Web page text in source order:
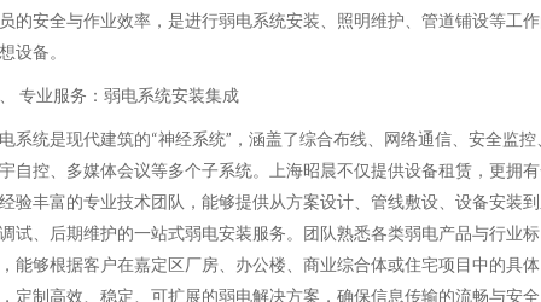
的安全与作业效率，是进行弱电系统安装、照明维护、管道铺设等工
设备。
专业服务：弱电系统安装集成
系统是现代建筑的“神经系统”，涵盖了综合布线、网络通信、安全监控
自控、多媒体会议等多个子系统。上海昭晨不仅提供设备租赁，更拥
验丰富的专业技术团队，能够提供从方案设计、管线敷设、设备安装
试、后期维护的一站式弱电安装服务。团队熟悉各类弱电产品与行业标
能够根据客户在嘉定区厂房、办公楼、商业综合体或住宅项目中的具
定制高效、稳定、可扩展的弱电解决方案，确保信息传输的流畅与安